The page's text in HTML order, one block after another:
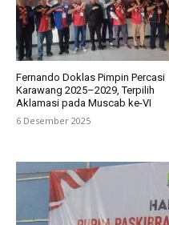
Fernando Doklas Pimpin Percasi
Karawang 2025–2029, Terpilih
Aklamasi pada Muscab ke-VI
6 Desember 2025